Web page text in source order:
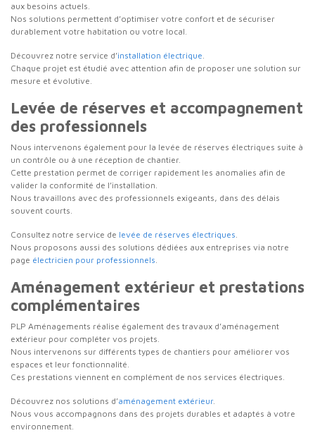
aux besoins actuels.
Nos solutions permettent d’optimiser votre confort et de sécuriser
durablement votre habitation ou votre local.
Découvrez notre service d’installation électrique.
Chaque projet est étudié avec attention afin de proposer une solution sur
mesure et évolutive.
Levée de réserves et accompagnement
des professionnels
Nous intervenons également pour la levée de réserves électriques suite à
un contrôle ou à une réception de chantier.
Cette prestation permet de corriger rapidement les anomalies afin de
valider la conformité de l’installation.
Nous travaillons avec des professionnels exigeants, dans des délais
souvent courts.
Consultez notre service de levée de réserves électriques.
Nous proposons aussi des solutions dédiées aux entreprises via notre
page électricien pour professionnels.
Aménagement extérieur et prestations
complémentaires
PLP Aménagements réalise également des travaux d’aménagement
extérieur pour compléter vos projets.
Nous intervenons sur différents types de chantiers pour améliorer vos
espaces et leur fonctionnalité.
Ces prestations viennent en complément de nos services électriques.
Découvrez nos solutions d’aménagement extérieur.
Nous vous accompagnons dans des projets durables et adaptés à votre
environnement.